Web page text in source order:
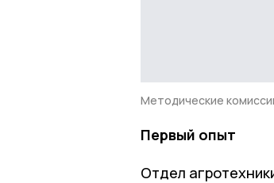
Методические
Первый опыт
Отдел